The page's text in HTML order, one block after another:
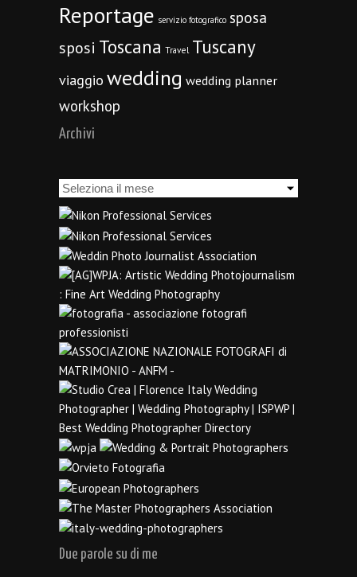
Reportage servizio fotografico sposa
sposi Toscana Travel Tuscany
viaggio wedding wedding planner
workshop
Archivi
Archivi
Due parole su di me